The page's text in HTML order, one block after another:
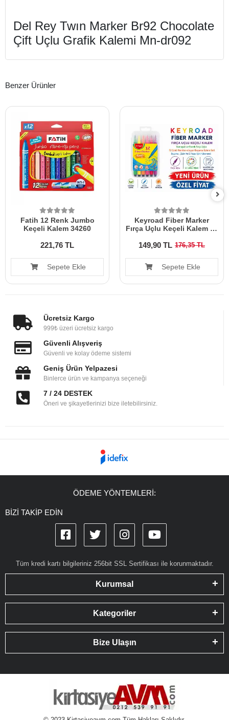
Del Rey Twın Marker Br92 Chocolate
Çift Uçlu Grafik Kalemi Mn-dr092
Benzer Ürünler
Fatih 12 Renk Jumbo
Keçeli Kalem 34260
221,76 TL
Sepete Ekle
Keyroad Fiber Marker
Fırça Uçlu Keçeli Kalem 12
149,90 TL 176,35 TL
Sepete Ekle
Ücretsiz Kargo
999₺ üzeri ücretsiz kargo
Güvenli Alışveriş
Güvenli ve kolay ödeme sistemi
Geniş Ürün Yelpazesi
Binlerce ürün ve kampanya seçeneği
7 / 24 DESTEK
Öneri ve şikayetlerinizi bize iletebilirsiniz.
ÖDEME YÖNTEMLERİ:
BİZİ TAKİP EDİN
Tüm kredi kartı bilgileriniz 256bit SSL Sertifikası ile korunmaktadır.
Kurumsal
Kategoriler
Bize Ulaşın